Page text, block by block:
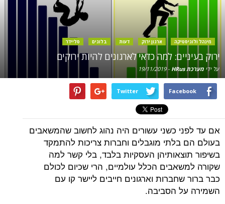
מינהל ולוגיסטיקה ארגון ירוק דעות בלוגים סליידר
ירוק בעיניים: למה כדאי לארגונים להיות ירוקים
על ידי מערכת HRus -
19/11/2019
Facebook
Twitter
אם עד לפני כשני עשורים היה נהוג לחשוב שהמשאבים
בעולם הם בלתי מוגבלים וחברות צריכות להתמקד
בשיפור תוצאותיהן העסקיות בלבד, בלי קשר למה
שקורה למשאבים הכלל עולמיים, הרי שכיום לכולם
כבר ברור שחברות וארגונים חייבים ליישר קו עם
השמירה על הסביבה.